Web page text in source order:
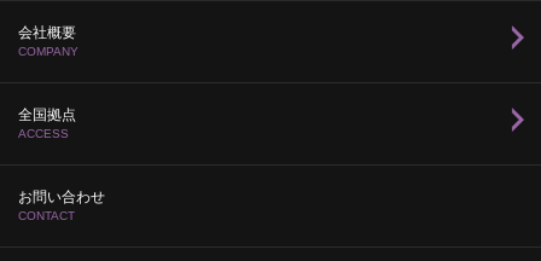
会社概要
COMPANY
全国拠点
ACCESS
お問い合わせ
CONTACT